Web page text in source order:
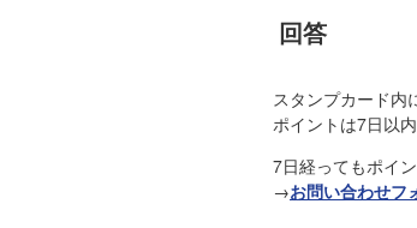
回答
スタンプカード内
ポイントは7日以
7日経ってもポイ
→お問い合わせフ